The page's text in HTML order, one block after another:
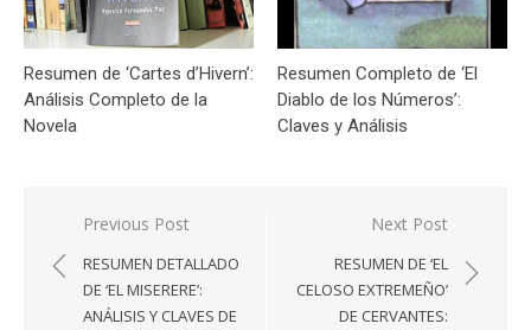
Resumen de ‘Cartes d’Hivern’:
Análisis Completo de la
Novela
Resumen Completo de ‘El
Diablo de los Números’:
Claves y Análisis
Navegación
de
entradas
Previous Post
RESUMEN DETALLADO
DE ‘EL MISERERE’:
ANÁLISIS Y CLAVES DE
Next Post
RESUMEN DE ‘EL
CELOSO EXTREMEÑO’
DE CERVANTES: